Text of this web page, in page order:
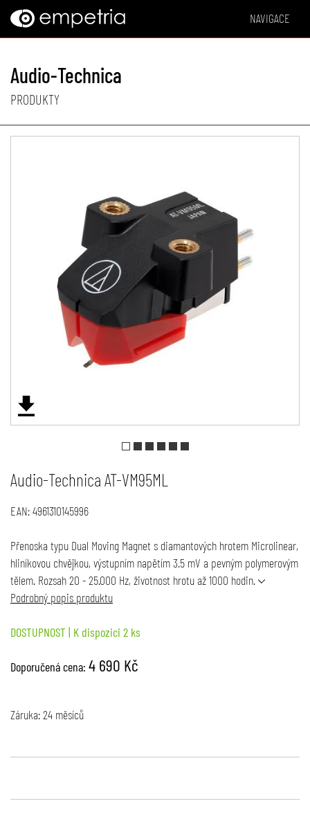
NAVIGACE
Audio-Technica
PRODUKTY
Audio-Technica AT-VM95ML
EAN:4961310145996
Přenoska typu Dual Moving Magnet s diamantových hrotem Microlinear,
hliníkovou chvějkou, výstupním napětím 3.5 mV a pevným polymerovým
tělem. Rozsah 20 - 25.000 Hz, životnost hrotu až 1000 hodin.
Podrobný popis produktu
DOSTUPNOST | K dispozici 2 ks
Doporučená cena: 4 690 Kč
Záruka: 24 měsíců